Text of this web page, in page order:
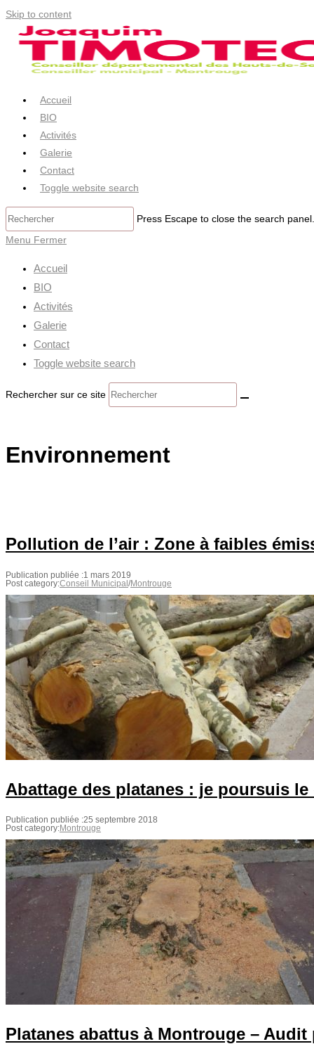
Skip to content
Accueil
BIO
Activités
Galerie
Contact
Toggle website search
Press Escape to close the search panel.
Menu Fermer
Accueil
BIO
Activités
Galerie
Contact
Toggle website search
Rechercher sur ce site
Environnement
Pollution de l’air : Zone à faibles
Publication publiée :1 mars 2019
Post category:Conseil Municipal /Montrouge
Abattage des platanes : je poursuis le
Publication publiée :25 septembre 2018
Post category:Montrouge
Platanes abattus à Montrouge –